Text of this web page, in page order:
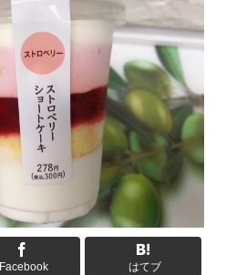
Facebook はてブ